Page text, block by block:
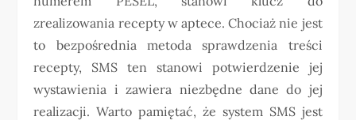
zrealizowania recepty w aptece. Chociaż nie jest
to bezpośrednia metoda sprawdzenia treści
recepty, SMS ten stanowi potwierdzenie jej
wystawienia i zawiera niezbędne dane do jej
realizacji. Warto pamiętać, że system SMS jest